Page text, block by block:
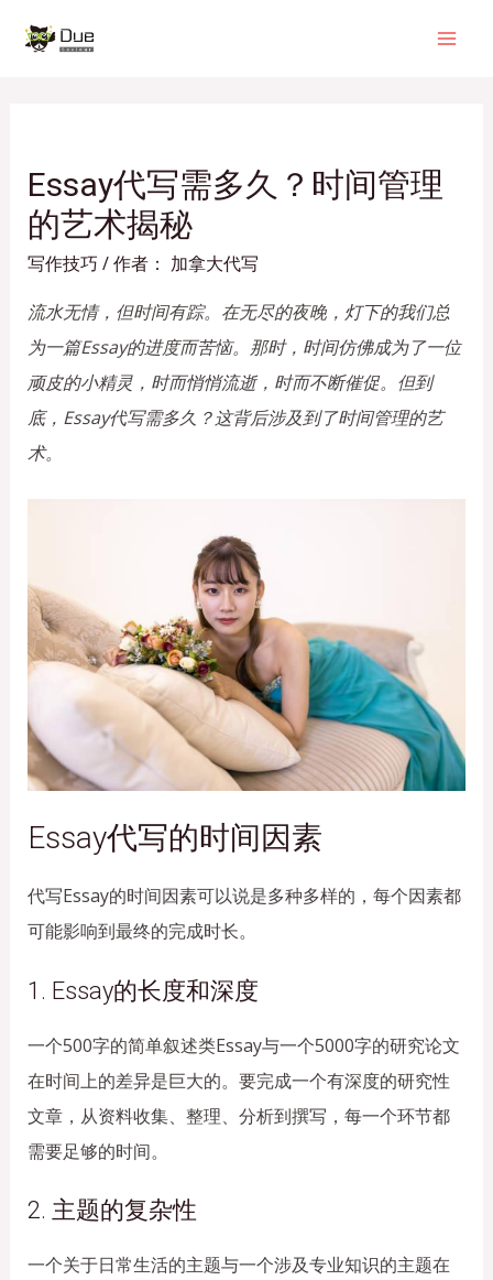
Essay代写需多久？时间管理
的艺术揭秘
写作技巧 / 作者： 加拿大代写
流水无情，但时间有踪。在无尽的夜晚，灯下的我们总
为一篇Essay的进度而苦恼。那时，时间仿佛成为了一位
顽皮的小精灵，时而悄悄流逝，时而不断催促。但到
底，Essay代写需多久？这背后涉及到了时间管理的艺
术。
Essay代写的时间因素
代写Essay的时间因素可以说是多种多样的，每个因素都
可能影响到最终的完成时长。
1. Essay的长度和深度
一个500字的简单叙述类Essay与一个5000字的研究论文
在时间上的差异是巨大的。要完成一个有深度的研究性
文章，从资料收集、整理、分析到撰写，每一个环节都
需要足够的时间。
2. 主题的复杂性
一个关于日常生活的主题与一个涉及专业知识的主题在